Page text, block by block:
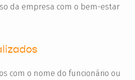
da empresa com o bem-estar
com o nome do funcionário ou